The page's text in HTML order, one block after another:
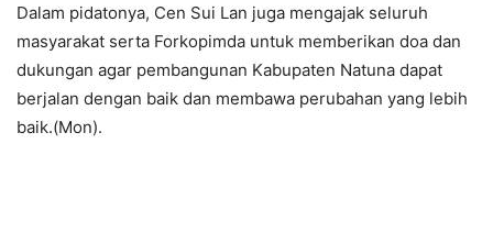
Dalam pidatonya, Cen Sui Lan juga mengajak seluruh
masyarakat serta Forkopimda untuk memberikan doa dan
dukungan agar pembangunan Kabupaten Natuna dapat
berjalan dengan baik dan membawa perubahan yang lebih
baik.(Mon).